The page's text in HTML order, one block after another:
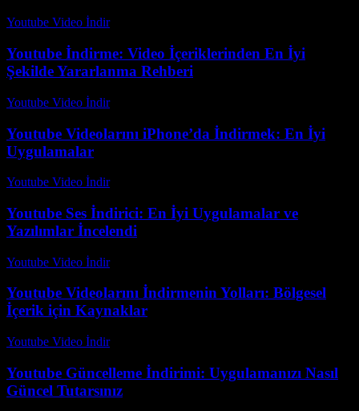
Youtube Video İndir-
Youtube İndirme: Video İçeriklerinden En İyi
Şekilde Yararlanma Rehberi
Youtube Video İndir-
Youtube Videolarını iPhone’da İndirmek: En İyi
Uygulamalar
Youtube Video İndir-
Youtube Ses İndirici: En İyi Uygulamalar ve
Yazılımlar İncelendi
Youtube Video İndir-
Youtube Videolarını İndirmenin Yolları: Bölgesel
İçerik için Kaynaklar
Youtube Video İndir-
Youtube Güncelleme İndirimi: Uygulamanızı Nasıl
Güncel Tutarsınız